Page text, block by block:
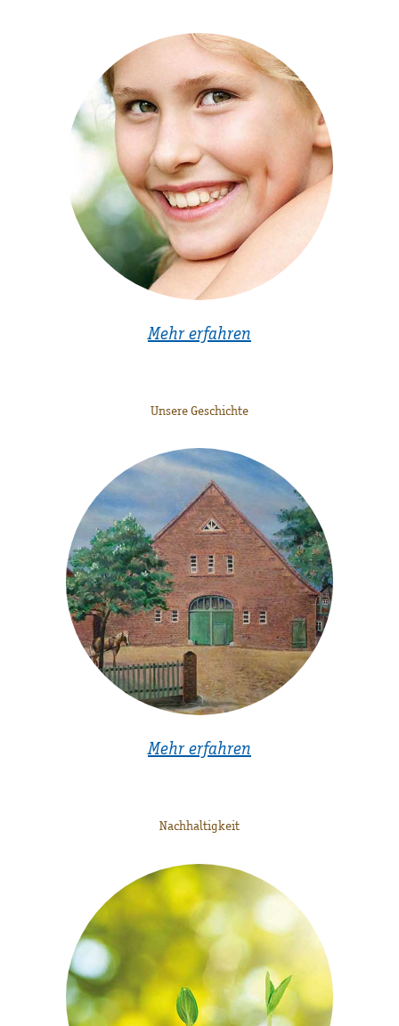
Mehr erfahren
Unsere Geschichte
Mehr erfahren
Nachhaltigkeit